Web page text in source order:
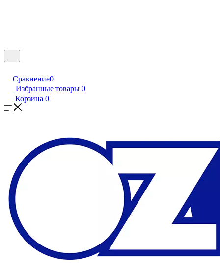
Сравнение0
Избранные товары 0
Корзина 0